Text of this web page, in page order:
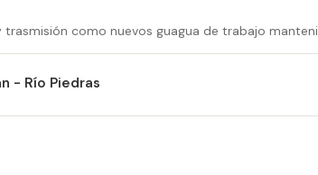
como nuevos guagua de trabajo
- Río Piedras